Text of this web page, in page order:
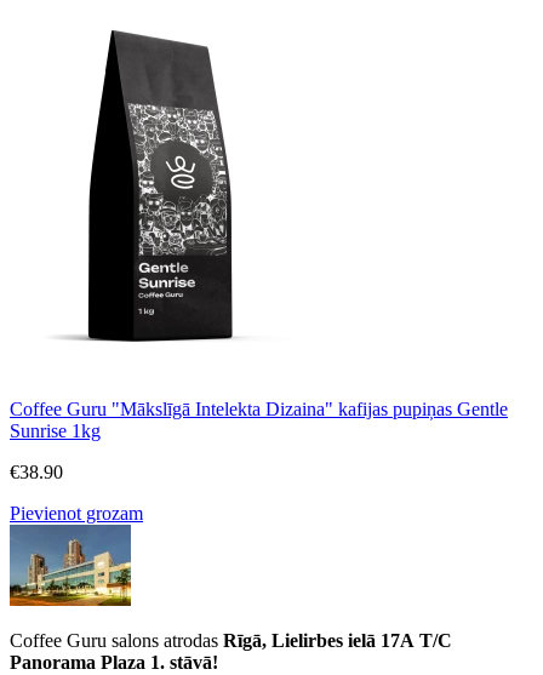
Coffee Guru "Mākslīgā Intelekta Dizaina" kafijas pupiņas Gentle
Sunrise 1kg
€38.90
Pievienot grozam
Coffee Guru salons atrodas Rīgā, Lielirbes ielā 17A T/C
Panorama Plaza 1. stāvā!